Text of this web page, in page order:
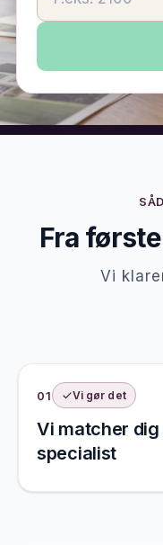
Fra
Vi
01 Vi gør det
Vi matcher
specialist